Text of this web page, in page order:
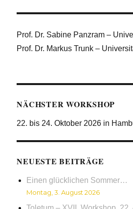
Prof. Dr. Sabine Panzram –
Prof. Dr. Markus Trunk –
NÄCHSTER WORKSHOP
22. bis 24. Oktober 2026 in
NEUESTE BEITRÄGE
Einen glücklichen Sommer…
Montag, 3. August 2026